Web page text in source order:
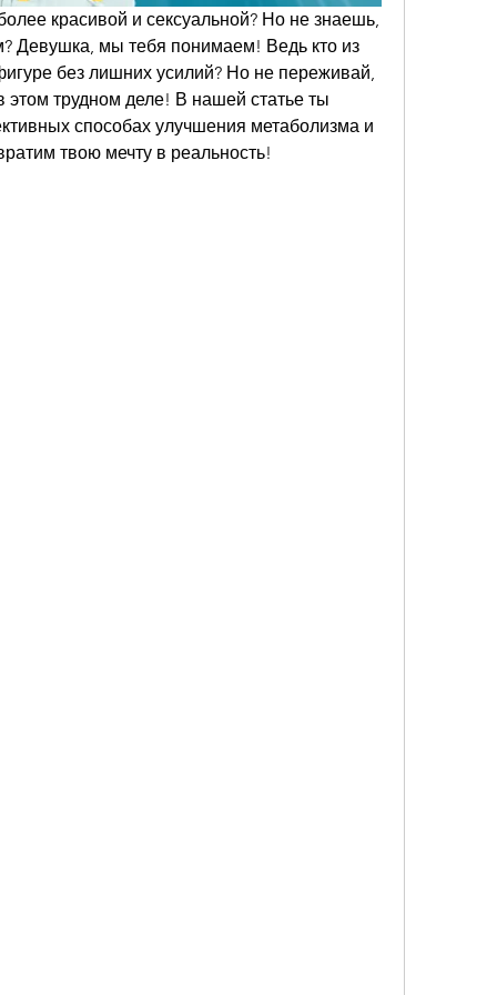
красивой и сексуальной? Но не знаешь,
Девушка, мы тебя понимаем! Ведь кто из
без лишних усилий? Но не переживай,
этом трудном деле! В нашей статье ты
способах улучшения метаболизма и
твою мечту в реальность!